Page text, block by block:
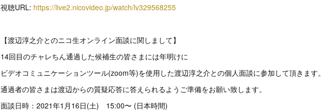
視聴URL: https://live2.nicovideo.jp/watch/lv329568255
【渡辺淳之介とのニコ生オンライン面談に関しまして】
14回目のチャレちん通過した候補生の皆さまには年明けに
ビデオコミュニケーションツール(zoom等)を使用した渡辺淳之介との個人面談に参加して頂きます。
通過者の皆さまは渡辺からの質疑応答に答えられるようご準備をお願い致します。
面談日時：2021年1月16日(土) 15:00〜 (日本時間)